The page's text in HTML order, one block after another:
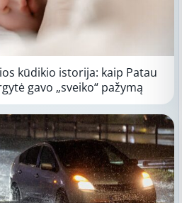
kūdikio istorija: kaip Patau
gavo „sveiko“ pažymą